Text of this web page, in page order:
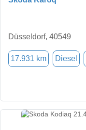
Düsseldorf, 40549
17.931 km Diesel